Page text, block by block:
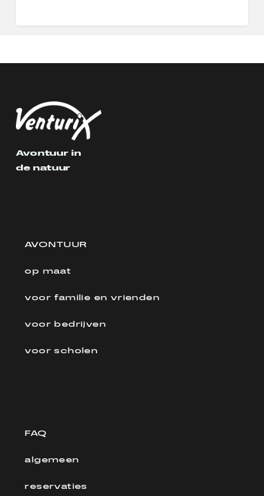
Avontuur in
de natuur
AVONTUUR
op maat
voor familie en vrienden
voor bedrijven
voor scholen
FAQ
algemeen
reservaties